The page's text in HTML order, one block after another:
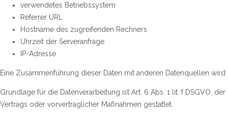
verwendetes Betriebssystem
Referrer URL
Hostname des zugreifenden Rechners
Uhrzeit der Serveranfrage
IP-Adresse
Eine Zusammenführung dieser Daten mit anderen Datenquellen
Grundlage für die Datenverarbeitung ist Art. 6 Abs. 1 lit. f DSGVO,
Vertrags oder vorvertraglicher Maßnahmen gestattet.